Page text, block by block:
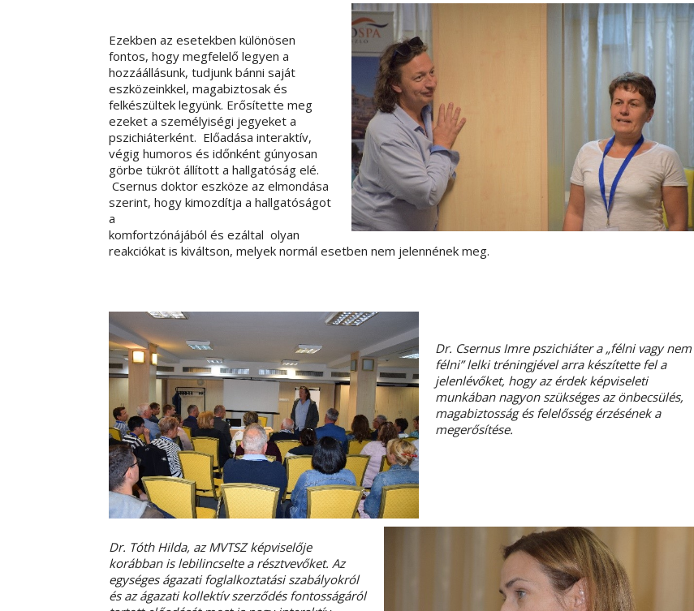
Ezekben az esetekben különösen
fontos, hogy megfelelő legyen a
hozzáállásunk, tudjunk bánni saját
eszközeinkkel, magabiztosak és
felkészültek legyünk. Erősítette meg
ezeket a személyiségi jegyeket a
pszichiáterként. Előadása interaktív,
végig humoros és időnként gúnyosan
görbe tükröt állított a hallgatóság elé.
Csernus doktor eszköze az elmondása
szerint, hogy kimozdítja a hallgatóságot
a
komfortzónájából és ezáltal olyan
reakciókat is kiváltson, melyek normál esetben nem jelennének meg.
Dr. Csernus Imre pszichiáter a „félni vagy nem
félni” lelki tréningjével arra készítette fel a
jelenlévőket, hogy az érdek képviseleti
munkában nagyon szükséges az önbecsülés,
magabiztosság és felelősség érzésének a
megerősítése.
Dr. Tóth Hilda, az MVTSZ képviselője
korábban is lebilincselte a résztvevőket. Az
egységes ágazati foglalkoztatási szabályokról
és az ágazati kollektív szerződés fontosságáról